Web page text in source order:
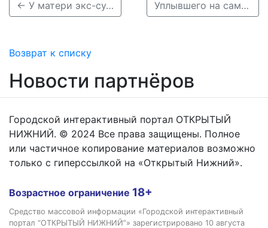
← У матери экс-судьи из Нижегородской области конфисковали 101,5 млн рублей Уплывшего на самодельном плоту нижегородца нашли мертвым →
Возврат к списку
Новости партнёров
Городской интерактивный портал ОТКРЫТЫЙ
НИЖНИЙ. © 2024 Все права защищены. Полное
или частичное копирование материалов возможно
только с гиперссылкой на «Открытый Нижний».
Возрастное ограничение 18+
Средство массовой информации «Городской интерактивный
портал “ОТКРЫТЫЙ НИЖНИЙ”» зарегистрировано 10 августа